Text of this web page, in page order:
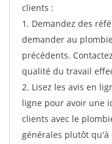
clients :
1. Demandez des
demander au
précédents.
qualité du travail
2. Lisez les avis en
ligne pour avoir une
clients avec le
générales plutôt qu'à